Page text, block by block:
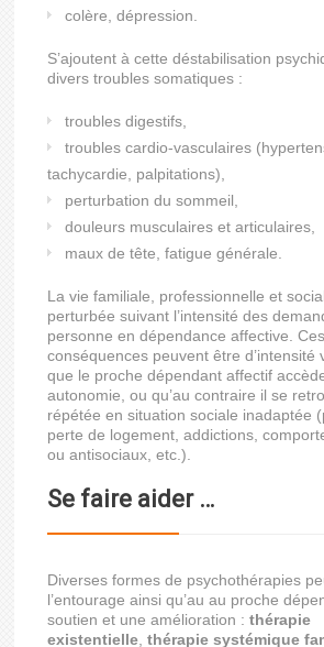
colère, dépression.
S’ajoutent à cette déstabilisation
divers troubles somatiques :
troubles digestifs,
troubles cardio-vasculaires
tachycardie, palpitations),
perturbation du sommeil,
douleurs musculaires et articulaires,
maux de tête, fatigue générale.
La vie familiale, professionnelle et
perturbée suivant l’intensité des
personne en dépendance affective.
conséquences peuvent être d’intensité
que le proche dépendant affectif
autonomie, ou qu’au contraire il se
répétée en situation sociale inadaptée
perte de logement, addictions,
ou antisociaux, etc.).
Se faire aider …
Diverses formes de psychothérapies
l’entourage ainsi qu’au au proche
soutien et une amélioration :thérapie
existentielle ,thérapie systémique